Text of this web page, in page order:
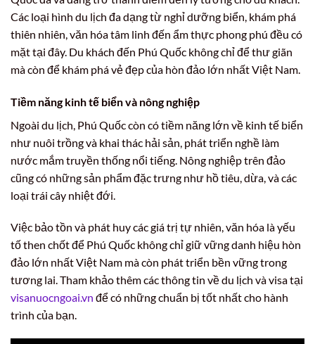
Các loại hình du lịch đa dạng từ nghỉ dưỡng biển, khám phá
thiên nhiên, văn hóa tâm linh đến ẩm thực phong phú đều có
mặt tại đây. Du khách đến Phú Quốc không chỉ để thư giãn
mà còn để khám phá vẻ đẹp của hòn đảo lớn nhất Việt Nam.
Tiềm năng kinh tế biển và nông nghiệp
Ngoài du lịch, Phú Quốc còn có tiềm năng lớn về kinh tế biển
như nuôi trồng và khai thác hải sản, phát triển nghề làm
nước mắm truyền thống nổi tiếng. Nông nghiệp trên đảo
cũng có những sản phẩm đặc trưng như hồ tiêu, dừa, và các
loại trái cây nhiệt đới.
Việc bảo tồn và phát huy các giá trị tự nhiên, văn hóa là yếu
tố then chốt để Phú Quốc không chỉ giữ vững danh hiệu hòn
đảo lớn nhất Việt Nam mà còn phát triển bền vững trong
tương lai. Tham khảo thêm các thông tin về du lịch và visa tại
visanuocngoai.vn để có những chuẩn bị tốt nhất cho hành
trình của bạn.